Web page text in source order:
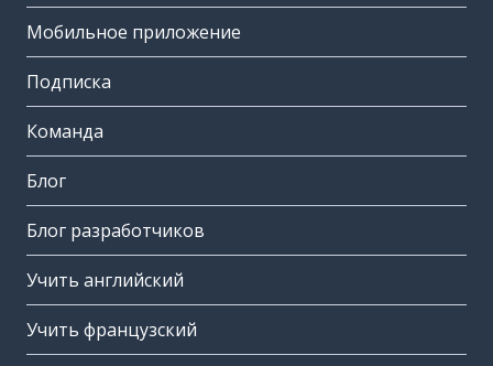
Мобильное приложение
Подписка
Команда
Блог
Блог разработчиков
Учить английский
Учить французский